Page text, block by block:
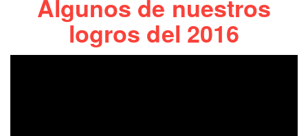
Algunos de nuestros
logros del 2016